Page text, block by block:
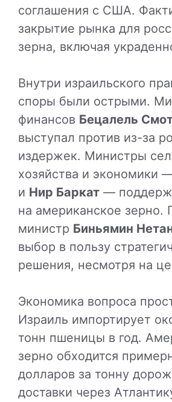
соглашения с США.
закрытие рынка для
зерна, включая
Внутри израильского
споры были острыми.
финансов Бецалель
выступал против из-за
издержек. Министры
хозяйства и экономики
и Нир Баркат —
на американское зерно.
министр Биньямин
выбор в пользу
решения, несмотря на
Экономика вопроса
Израиль импортирует
тонн пшеницы в год.
зерно обходится
долларов за тонну
доставки через